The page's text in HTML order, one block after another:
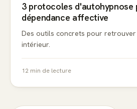
3 protocoles d'autohypnose
dépendance affective
Des outils concrets pour
intérieur.
12 min de lecture